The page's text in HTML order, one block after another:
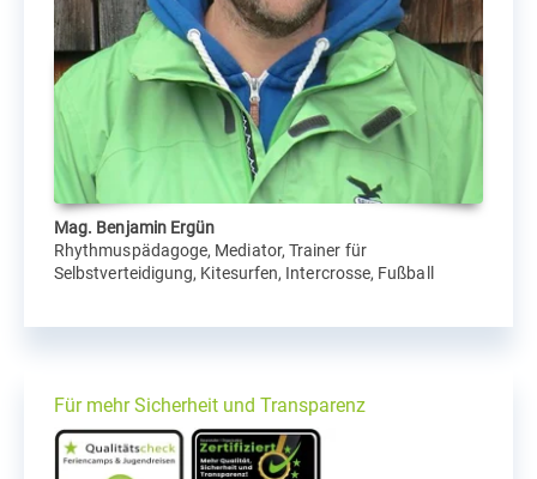
Mag. Benjamin Ergün
Rhythmuspädagoge, Mediator, Trainer für
Selbstverteidigung, Kitesurfen, Intercrosse, Fußball
Für mehr Sicherheit und Transparenz